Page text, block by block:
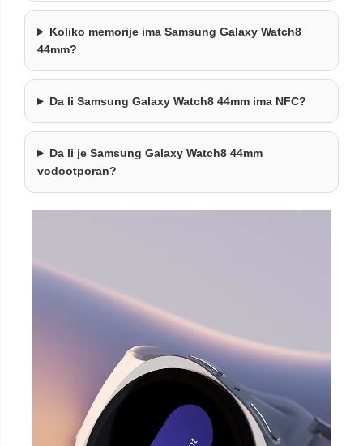
Koliko memorije ima Samsung Galaxy Watch8
44mm?
Da li Samsung Galaxy Watch8 44mm ima NFC?
Da li je Samsung Galaxy Watch8 44mm
vodootporan?